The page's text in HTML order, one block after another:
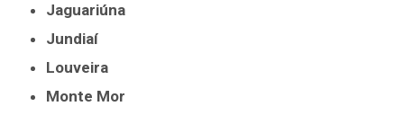
Jaguariúna
Jundiaí
Louveira
Monte Mor